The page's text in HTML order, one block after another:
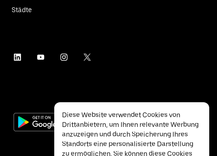
Städte
Diese Website verwendet Cookies von
Drittanbietern, um Ihnen relevante Werbung
anzuzeigen und durch Speicherung Ihres
Standorts eine personalisierte Darstellung
zu ermöglichen. Sie können diese Cookies